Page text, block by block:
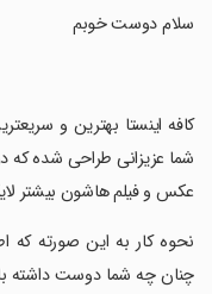
‏سلام دوست خوبم
‏کافه اینستا بهترین و
شما عزیزانی طراحی شده که
عکس و فیلم ‌هاشون بیشتر
‏نحوه کار به این صورته که
چنان چه شما دوست داشته